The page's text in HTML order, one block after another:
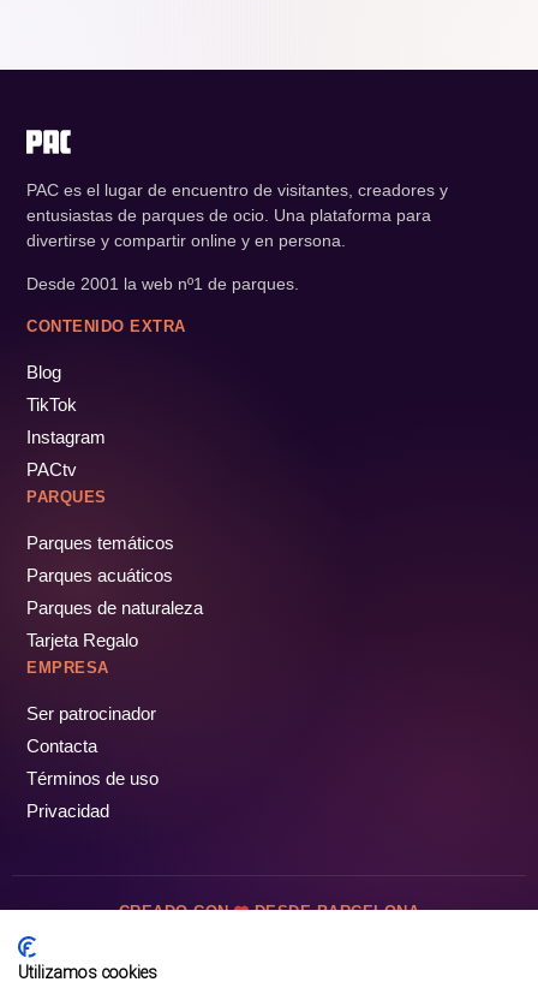
PAC es el lugar de encuentro de visitantes, creadores y
entusiastas de parques de ocio. Una plataforma para
divertirse y compartir online y en persona.
Desde 2001 la web nº1 de parques.
CONTENIDO EXTRA
Blog
TikTok
Instagram
PACtv
PARQUES
Parques temáticos
Parques acuáticos
Parques de naturaleza
Tarjeta Regalo
EMPRESA
Ser patrocinador
Contacta
Términos de uso
Privacidad
CREADO CON DESDE BARCELONA
Utilizamos cookies